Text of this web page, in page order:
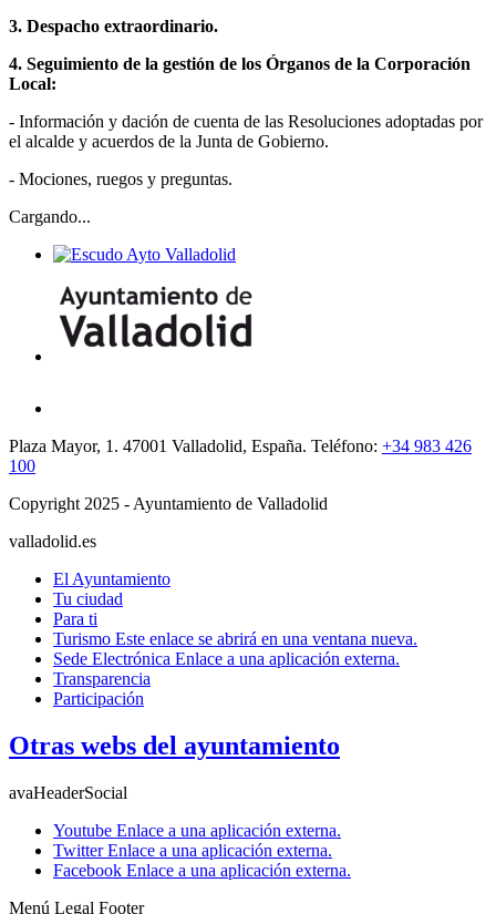
3. Despacho extraordinario.
4. Seguimiento de la gestión de los Órganos de la Corporación
Local:
- Información y dación de cuenta de las Resoluciones adoptadas por
el alcalde y acuerdos de la Junta de Gobierno.
- Mociones, ruegos y preguntas.
Cargando...
Plaza Mayor, 1. 47001 Valladolid, España. Teléfono: +34 983 426
100
Copyright 2025 - Ayuntamiento de Valladolid
valladolid.es
El Ayuntamiento
Tu ciudad
Para ti
Turismo Este enlace se abrirá en una ventana nueva.
Sede Electrónica Enlace a una aplicación externa.
Transparencia
Participación
Otras webs del ayuntamiento
avaHeaderSocial
Youtube Enlace a una aplicación externa.
TwitterEnlace a una aplicación externa.
Facebook Enlace a una aplicación externa.
Menú Legal Footer